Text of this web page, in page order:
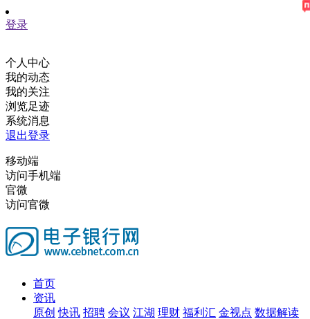
登录
个人中心
我的动态
我的关注
浏览足迹
系统消息
退出登录
移动端
访问手机端
官微
访问官微
首页
资讯
原创 快讯 招聘 会议 江湖 理财 福利汇 金视点 数据解读